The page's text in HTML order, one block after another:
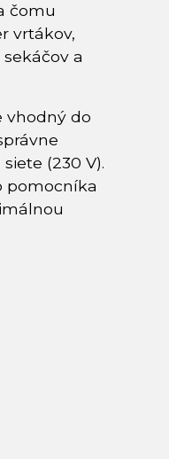
čomu
vrtákov,
a
vhodný do
(230 V).
pomocníka